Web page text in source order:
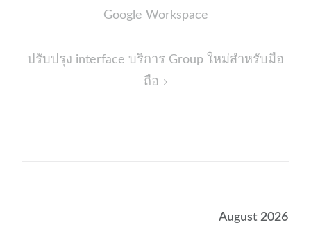
Google Workspace
ปรับปรุง interface บริการ Group ใหม่สำหรับมือ
ถือ
August 2026